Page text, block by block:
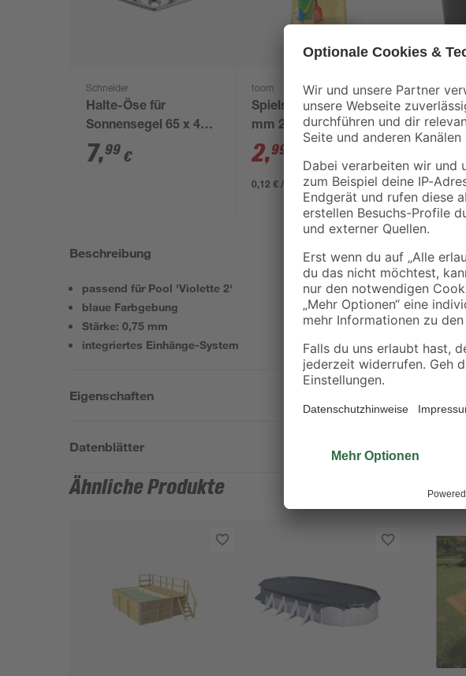
Schneider
Halte-Öse für
Sonnensegel 65 x 40 x
28 mm
7,99 €
toom
Spielsand beige 0-2
mm 25 kg
2,99
0,12 € / Kilogramm
1 €
Beschreibung
passend für Pool 'Violette 2'
blaue Farbgebung
Stärke: 0,75 mm
integriertes Einhänge-System
Eigenschaften
Datenblätter
Ähnliche Produkte